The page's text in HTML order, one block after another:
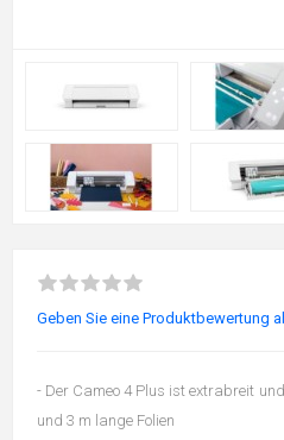
Geben Sie eine Produktbewertung
- Der Cameo 4 Plus ist extrabreit
und 3 m lange Folien